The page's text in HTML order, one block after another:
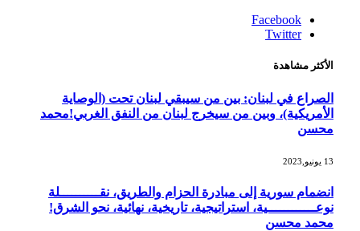
Facebook
Twitter
الأكثر مشاهدة
الصراع في لبنان: بين من سيبقي لبنان تحت (الوصاية
الأمريكية)، وبين من سيخرج لبنان من النفق الغربي!محمد
محسن
13 يونيو,2023
انضمام سورية إلى مبادرة الحزام والطريق، نقــــــــــلة
نوعــــــــــــية، استراتيجية، تاريخية، نهائية، نحو الشرق!
محمد محسن